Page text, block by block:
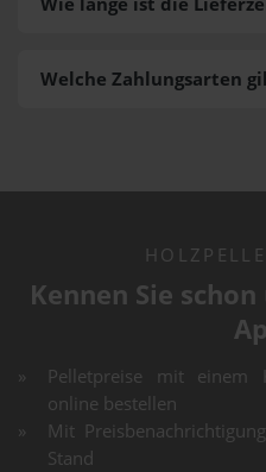
Welche Zahlungsarten
Kennen Sie
Pelletpreise mit einem
online bestellen
Mit
Stand